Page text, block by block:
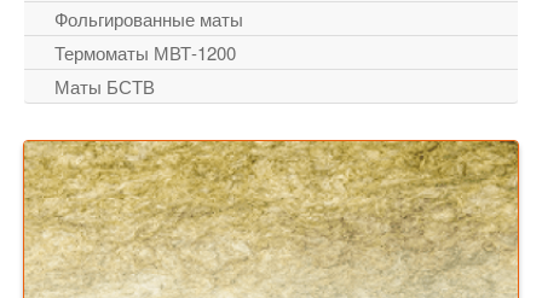
Фольгированные маты
Термоматы МВТ-1200
Маты БСТВ